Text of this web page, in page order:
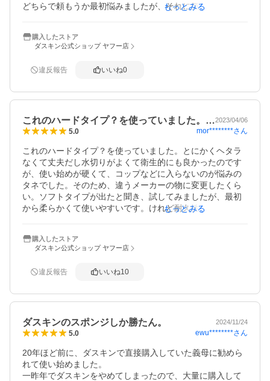
どちらで頼もうか最初悩みましたが、それに気づいたらも
なんで決定して購入してお金も払ってあるのに、わざわざ
確認の電話なんて（しかも平日の夕方までの時間指定）各
っておりました。
あ、商品のレビューでした。
最初からとても洗いやすいです。
色味が微妙なので、公式の方でも好きな色が選べたらいい
もっとみる
購入したストア
ダスキン公式ショップ ヤフー店
違反報告 いいね0
これのハードタイプ？を使っていました。…2023/04/06
5.0 mor********さん
これのハードタイプ？を使っていました。とにかくヘタラ
なくて丈夫だし水切りがよくて衛生的にも良かったのです
が、使い始めが硬くて、コップなどに入らないのが悩みの
タネでした。そのため、違うメーカーの物に変更したくら
い。ソフトタイプが出たと聞き、試してみましたが、最初
から柔らかくて使いやすいです。けれど耐久性はハードタ
使えます。おすすめです。リピします。
もっとみる
購入したストア
ダスキン公式ショップ ヤフー店
違反報告 いいね10
ダスキンのスポンジしか勝たん。 2024/11/24
5.0 ewu********さん
20年ほど前に、ダスキンで直接購入していた義母に勧めら
れて使い始めました。
一昨年でダスキンをやめてしまったので、大量に購入して